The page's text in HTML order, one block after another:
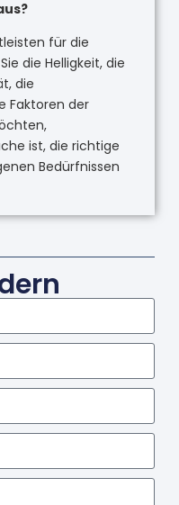
für die
die Helligkeit, die
die
Faktoren der
ist, die richtige
Bedürfnissen